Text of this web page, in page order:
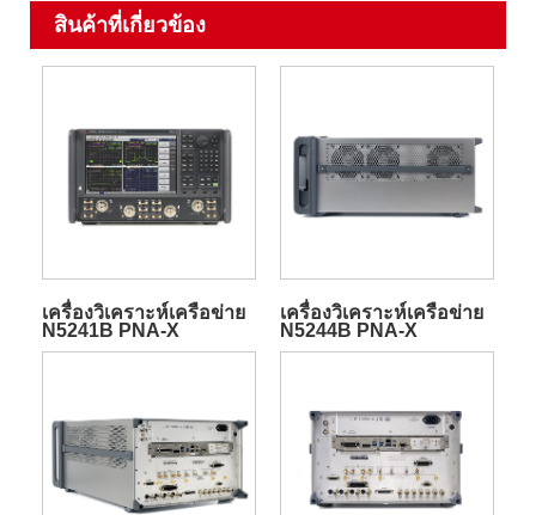
สินค้าที่เกี่ยวข้อง
เครื่องวิเคราะห์เครือข่าย
N5241B PNA-X
เครื่องวิเคราะห์เครือข่าย
N5244B PNA-X